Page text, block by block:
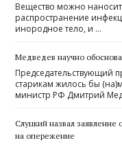
Вещество можно
распространение
инородное тело, и …
Медведев научно
Председательствующий
старикам жилось бы
министр РФ Дмитрий
Слуцкий назвал
на опережение